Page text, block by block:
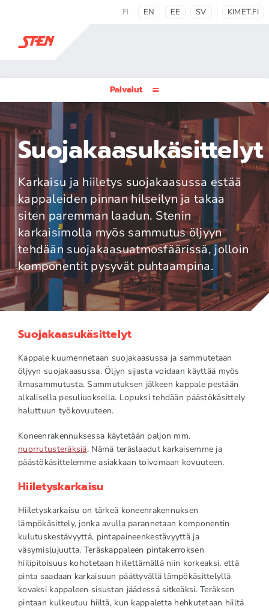
FI EN EE SV KIMET.FI
Palvelut
Suojakaasukäsittelyt
Karkaisu ja hiiletys suojakaasussa estää
kappaleiden pinnan hilseilyn ja takaa
siten paremman laadun. Stenin
karkaisimolla myös sammutus öljyyn
tehdään suojakaasuatmosfäärissä, jolloin
komponentit pysyvät puhtaampina.
Suojakaasukäsittelyt
Kappale kuumennetaan suojakaasussa ja sammutetaan
öljyyn suojakaasussa. Öljyn sijasta voidaan käyttää myös
ilmasammutusta. Sammutuksen jälkeen kappale pestään
alkalisella pesuliuoksella. Lopuksi tehdään päästökäsittely
haluttuun työkovuuteen.
Koneenrakennuksessa käytetään paljon mm.
nuorrutusteräksiä. Nämä teräslaadut karkaisemme ja
päästökäsittelemme asiakkaan toivomaan kovuuteen.
Hiiletyskarkaisu
Hiiletyskarkaisu on tärkeä koneenrakennuksen
lämpökäsittely, jonka avulla parannetaan komponentin
kulutuskestävyyttä, pintapaineenkestävyyttä ja
väsymislujuutta. Teräskappaleen pintakerroksen
hiilipitoisuus kohotetaan hiilettämällä niin korkeaksi, että
pinta saadaan karkaisuun päättyvällä lämpökäsittelyllä
kovaksi kappaleen sisustan jäädessä sitkeäksi. Teräksen
pintaan kulkeutuu hiiltä, kun kappaletta hehkutetaan hiiltä